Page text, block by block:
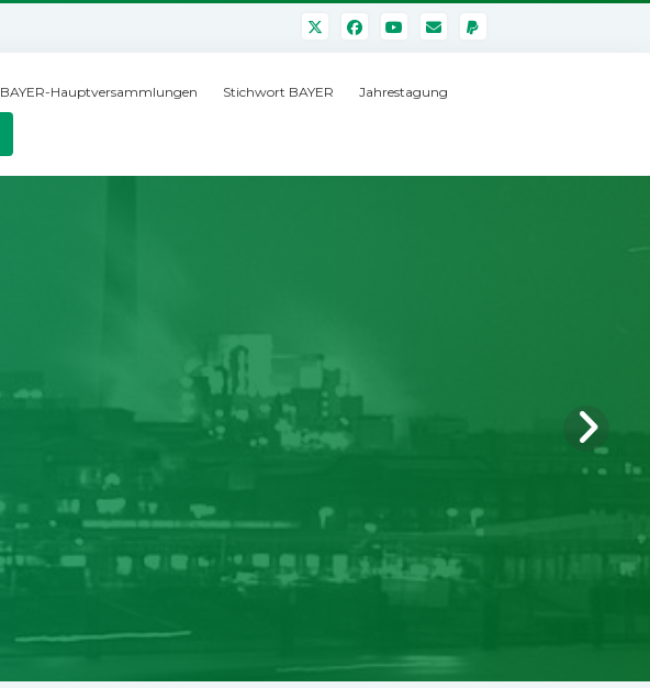
BAYER-Hauptversammlungen Stichwort BAYER Jahrestagung